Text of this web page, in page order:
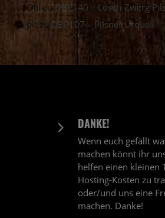
Olli zuDBP140 – Lösch-Zwerg Pils
pitzu DBP107 – Pilsner Urquell
5 DANKE!
Wenn euch gefällt
machen könnt ihr
helfen einen kleinen
Hosting-Kosten zu
oder/und uns eine
machen. Danke!